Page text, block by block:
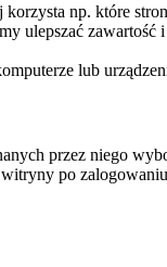
np. które
ulepszać zawartość
lub
przez niego
po